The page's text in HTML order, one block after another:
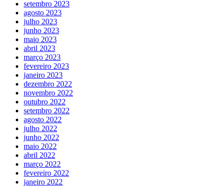
setembro 2023
agosto 2023
julho 2023
junho 2023
maio 2023
abril 2023
março 2023
fevereiro 2023
janeiro 2023
dezembro 2022
novembro 2022
outubro 2022
setembro 2022
agosto 2022
julho 2022
junho 2022
maio 2022
abril 2022
março 2022
fevereiro 2022
janeiro 2022